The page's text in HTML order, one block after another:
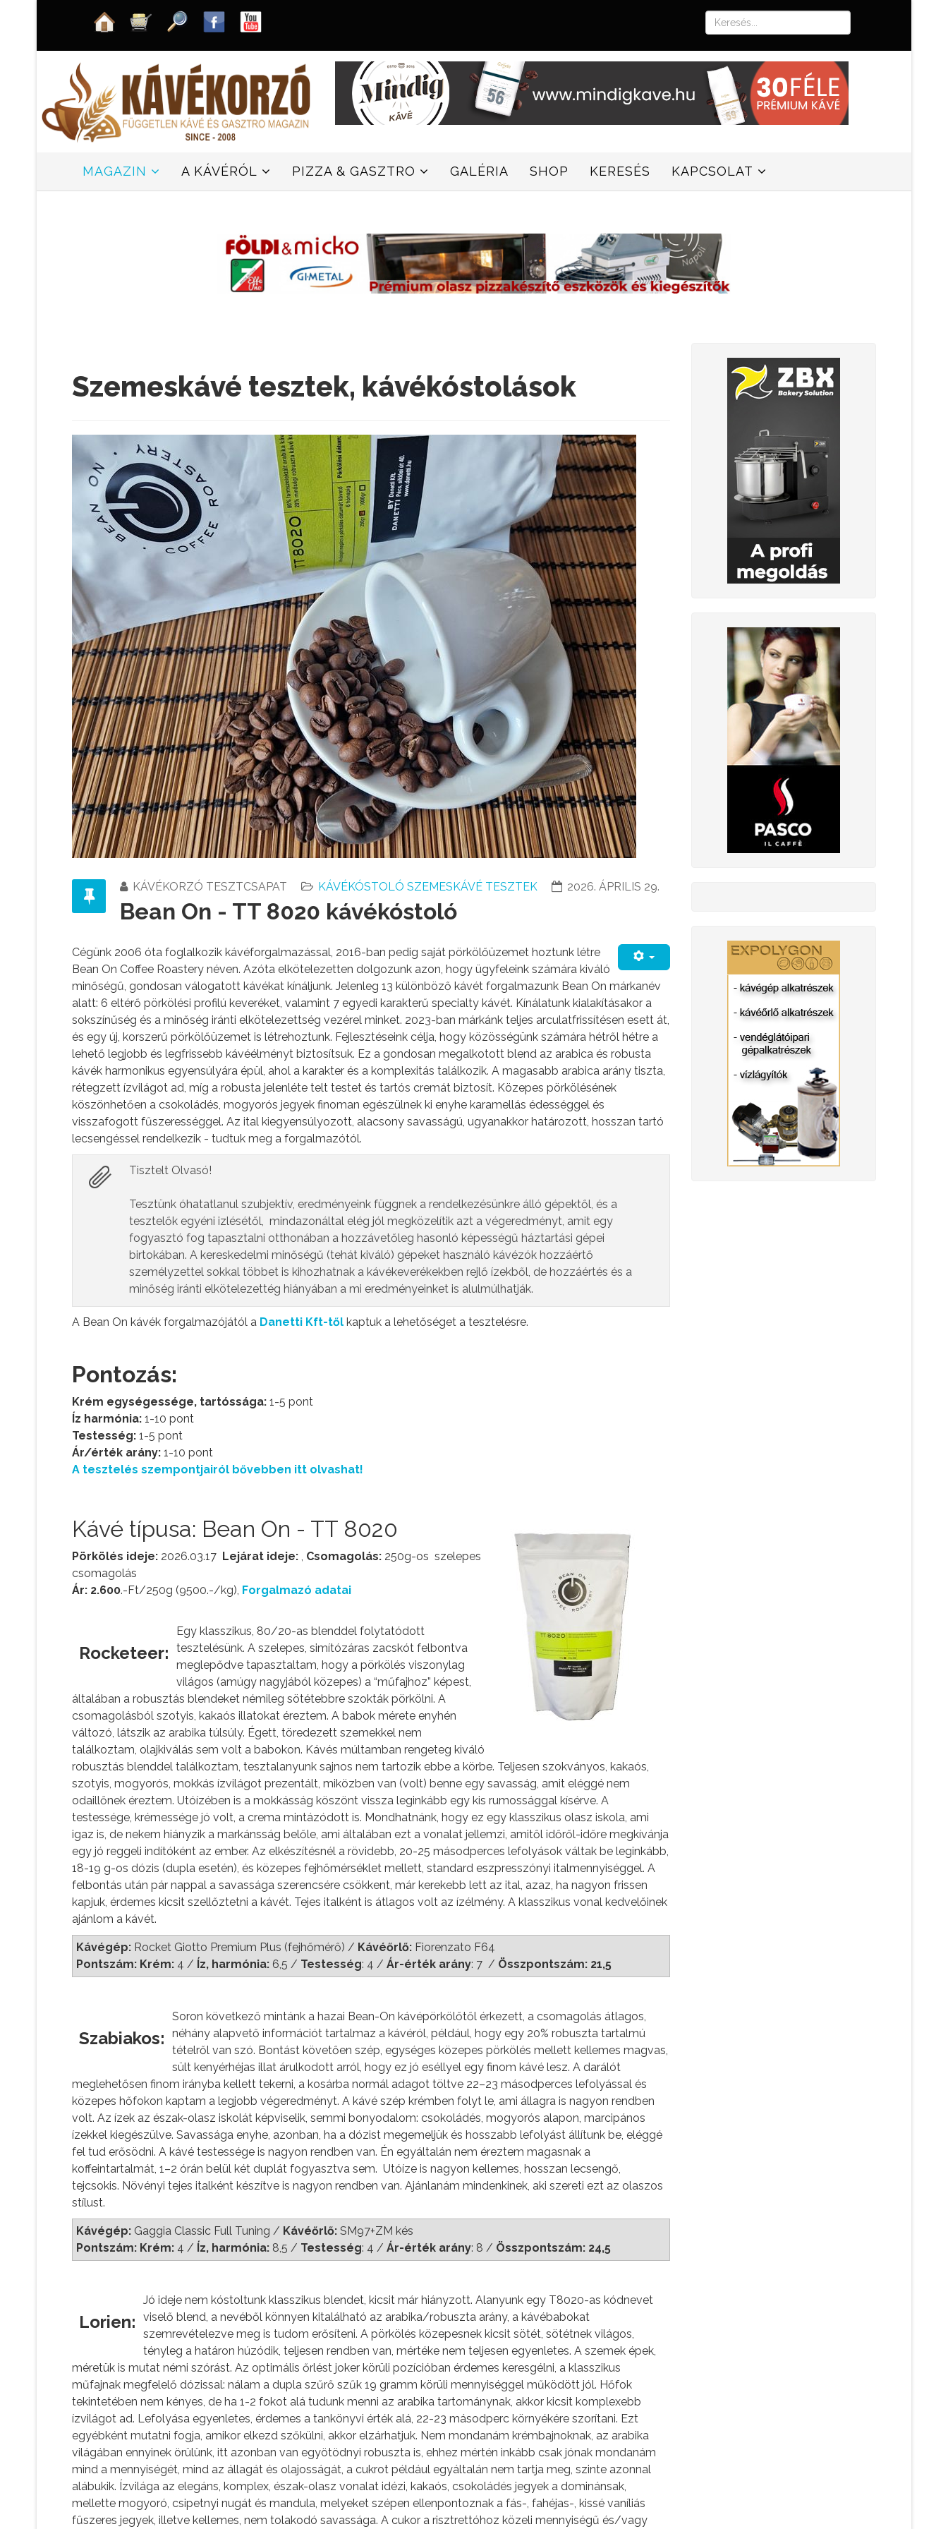
MAGAZIN A KÁVÉRÓL PIZZA & GASZTRO GALÉRIA SHOP KERESÉS KAPCSOLAT
Szemeskávé tesztek, kávékóstolások
KÁVÉKORZÓ TESZTCSAPAT KÁVÉKÓSTOLÓ SZEMESKÁVÉ TESZTEK 2026. ÁPRILIS 29.
Bean On - TT 8020 kávékóstoló
Cégünk 2006 óta foglalkozik kávéforgalmazással, 2016-ban pedig saját pörkölőüzemet hoztunk létre
Bean On Coffee Roastery néven. Azóta elkötelezetten dolgozunk azon, hogy ügyfeleink számára kiváló
minőségű, gondosan válogatott kávékat kínáljunk. Jelenleg 13 különböző kávét forgalmazunk Bean On márkanév
alatt: 6 eltérő pörkölési profilú keveréket, valamint 7 egyedi karakterű specialty kávét. Kínálatunk kialakításakor a
sokszínűség és a minőség iránti elkötelezettség vezérel minket. 2023-ban márkánk teljes arculatfrissítésen esett át,
és egy új, korszerű pörkölőüzemet is létrehoztunk. Fejlesztéseink célja, hogy közösségünk számára hétről hétre a
lehető legjobb és legfrissebb kávéélményt biztosítsuk. Ez a gondosan megalkotott blend az arabica és robusta
kávék harmonikus egyensúlyára épül, ahol a karakter és a komplexitás találkozik. A magasabb arabica arány tiszta,
rétegzett ízvilágot ad, míg a robusta jelenléte telt testet és tartós cremát biztosít. Közepes pörkölésének
köszönhetően a csokoládés, mogyorós jegyek finoman egészülnek ki enyhe karamellás édességgel és
visszafogott fűszerességgel. Az ital kiegyensúlyozott, alacsony savasságú, ugyanakkor határozott, hosszan tartó
lecsengéssel rendelkezik - tudtuk meg a forgalmazótól.
Tisztelt Olvasó!
Tesztünk óhatatlanul szubjektív, eredményeink függnek a rendelkezésünkre álló gépektől, és a
tesztelők egyéni izlésétől, mindazonáltal elég jól megközelítik azt a végeredményt, amit egy
fogyasztó fog tapasztalni otthonában a hozzávetőleg hasonló képességű háztartási gépei
birtokában. A kereskedelmi minőségű (tehát kiváló) gépeket használó kávézók hozzáértő
személyzettel sokkal többet is kihozhatnak a kávékeverékekben rejlő ízekből, de hozzáértés és a
minőség iránti elkötelezettég hiányában a mi eredményeinket is alulmúlhatják.
A Bean On kávék forgalmazójától a Danetti Kft-től kaptuk a lehetőséget a tesztelésre.
Pontozás:
Krém egységessége, tartóssága: 1-5 pont
Íz harmónia: 1-10 pont
Testesség: 1-5 pont
Ár/érték arány: 1-10 pont
A tesztelés szempontjairól bővebben itt olvashat!
Kávé típusa: Bean On - TT 8020
Pörkölés ideje: 2026.03.17 Lejárat ideje: , Csomagolás: 250g-os szelepes
csomagolás
Ár: 2.600.-Ft/250g (9500.-/kg), Forgalmazó adatai
Rocketeer:
Egy klasszikus, 80/20-as blenddel folytatódott
tesztelésünk. A szelepes, simítózáras zacskót felbontva
meglepődve tapasztaltam, hogy a pörkölés viszonylag
világos (amúgy nagyjából közepes) a “műfajhoz” képest,
általában a robusztás blendeket némileg sötétebbre szokták pörkölni. A
csomagolásból szotyis, kakaós illatokat éreztem. A babok mérete enyhén
változó, látszik az arabika túlsúly. Égett, töredezett szemekkel nem
találkoztam, olajkiválás sem volt a babokon. Kávés múltamban rengeteg kiváló
robusztás blenddel találkoztam, tesztalanyunk sajnos nem tartozik ebbe a körbe. Teljesen szokványos, kakaós,
szotyis, mogyorós, mokkás ízvilágot prezentált, miközben van (volt) benne egy savasság, amit eléggé nem
odaillőnek éreztem. Utóízében is a mokkásság köszönt vissza leginkább egy kis rumossággal kísérve. A
testessége, krémessége jó volt, a crema mintázódott is. Mondhatnánk, hogy ez egy klasszikus olasz iskola, ami
igaz is, de nekem hiányzik a markánsság belőle, ami általában ezt a vonalat jellemzi, amitől időről-időre megkívánja
egy jó reggeli indítóként az ember. Az elkészítésnél a rövidebb, 20-25 másodperces lefolyások váltak be leginkább,
18-19 g-os dózis (dupla esetén), és közepes fejhőmérséklet mellett, standard eszpresszónyi italmennyiséggel. A
felbontás után pár nappal a savassága szerencsére csökkent, már kerekebb lett az ital, azaz, ha nagyon frissen
kapjuk, érdemes kicsit szellőztetni a kávét. Tejes italként is átlagos volt az ízélmény. A klasszikus vonal kedvelőinek
ajánlom a kávét.
Kávégép: Rocket Giotto Premium Plus (fejhőmérő) / Kávéőrlő: Fiorenzato F64
Pontszám: Krém: 4 / Íz, harmónia: 6,5 / Testesség: 4 / Ár-érték arány: 7 / Összpontszám: 21,5
Szabiakos:
Soron következő mintánk a hazai Bean-On kávépörkölőtől érkezett, a csomagolás átlagos,
néhány alapvető információt tartalmaz a kávéról, például, hogy egy 20% robuszta tartalmú
tételről van szó. Bontást követően szép, egységes közepes pörkölés mellett kellemes magvas,
sült kenyérhéjas illat árulkodott arról, hogy ez jó eséllyel egy finom kávé lesz. A darálót
meglehetősen finom irányba kellett tekerni, a kosárba normál adagot töltve 22–23 másodperces lefolyással és
közepes hőfokon kaptam a legjobb végeredményt. A kávé szép krémben folyt le, ami állagra is nagyon rendben
volt. Az ízek az észak-olasz iskolát képviselik, semmi bonyodalom: csokoládés, mogyorós alapon, marcipános
ízekkel kiegészülve. Savassága enyhe, azonban, ha a dózist megemeljük és hosszabb lefolyást állítunk be, eléggé
fel tud erősödni. A kávé testessége is nagyon rendben van. Én egyáltalán nem éreztem magasnak a
koffeintartalmát, 1–2 órán belül két duplát fogyasztva sem. Utóíze is nagyon kellemes, hosszan lecsengő,
tejcsokis. Növényi tejes italként készítve is nagyon rendben van. Ajánlanám mindenkinek, aki szereti ezt az olaszos
stílust.
Kávégép: Gaggia Classic Full Tuning / Kávéőrlő: SM97+ZM kés
Pontszám: Krém: 4 / Íz, harmónia: 8,5 / Testesség: 4 / Ár-érték arány: 8 / Összpontszám: 24,5
Lorien:
Jó ideje nem kóstoltunk klasszikus blendet, kicsit már hiányzott. Alanyunk egy T8020-as kódnevet
viselő blend, a nevéből könnyen kitalálható az arabika/robuszta arány, a kávébabokat
szemrevételezve meg is tudom erősíteni. A pörkölés közepesnek kicsit sötét, sötétnek világos,
tényleg a határon húzódik, teljesen rendben van, mértéke nem teljesen egyenletes. A szemek épek,
méretük is mutat némi szórást. Az optimális őrlést joker körüli pozícióban érdemes keresgélni, a klasszikus
műfajnak megfelelő dózissal: nálam a dupla szűrő szűk 19 gramm körüli mennyiséggel működött jól. Hőfok
tekintetében nem kényes, de ha 1-2 fokot alá tudunk menni az arabika tartománynak, akkor kicsit komplexebb
ízvilágot ad. Lefolyása egyenletes, érdemes a tankönyvi érték alá, 22-23 másodperc környékére szorítani. Ezt
egyébként mutatni fogja, amikor elkezd szőkülni, akkor elzárhatjuk. Nem mondanám krémbajnoknak, az arabika
világában ennyinek örülünk, itt azonban van egyötödnyi robuszta is, ehhez mértén inkább csak jónak mondanám
mind a mennyiségét, mind az állagát és olajosságát, a cukrot például egyáltalán nem tartja meg, szinte azonnal
alábukik. Ízvilága az elegáns, komplex, észak-olasz vonalat idézi, kakaós, csokoládés jegyek a dominánsak,
mellette mogyoró, csipetnyi nugát és mandula, melyeket szépen ellenpontoznak a fás-, fahéjas-, kissé vaníliás
fűszeres jegyek, illetve kellemes, nem tolakodó savassága. A cukor a risztrettóhoz közeli mennyiségű és/vagy